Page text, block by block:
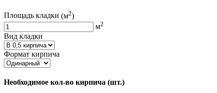
Площадь кладки (м2)
м2
Вид кладки
Формат кирпича
Необходимое кол-во кирпича (шт.)